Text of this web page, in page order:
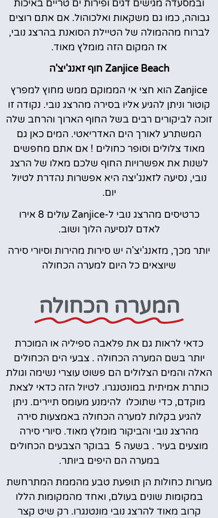
ובמסעדה מגישים דגים ופירות ים טריים באיכות
גבוהה, כמו גם משקאות ואלכוהול. אם אתם רוצים
לברוח מההמולה של הטיילת הסואנת בהרצג נובי,
אז המקום הזה מומלץ מאוד.
Zanjice Beach חוף זאנג'יצ'ה
Zanjice הוא חצי אי הממוקם ממש מחוץ למפרץ
קוטור וניתן להגיע אליו בסירה מהרצג נובי. נקודה זו
זוכה לביקורים רבים בשל החוף הארוך והרחב שלה
המשתרע לאורך הים האדריאטי. המים כאן גם
מאוד צלולים וסופר כחולים ! אם אתם מחפשים
לשנות את אפשרויות החוף שלכם מאלו של הרצג
נובי, נסיעה לזאנג'יצה היא אפשרות נהדרת לטיול
יום.
כרטיסים מהרצג נובי ל-Zanjice עולים 8 אירו
לאדם לנסיעה הלוך ושוב.
יותר מכך, מזאנג'יצ'ה יש סירות מהירות וסיורי סירה
שיוצאים כל היום למערה הכחולה
המערה הכחולה
כדאי לראות גם את פלאבה ספיליה או המוכרת
יותר בשם המערה הכחולה . צבעי הים הכחולים
האלה והמים הצלולים הם פשוט עוצרי נשימה וגולת
כותרת אמיתית במונטנגרו. לטיול הזה כדאי לצאת
מוקדם, כדי שתוכלו להימנע מעומס תיירים. ניתן
להגיע בקלות למערה הכחולה באמצעות סירה
מהרצג נובי והביקור מומלץ מאוד. סיורי סירה
מוצעים בעיר . בשעה 5 בבוקר הצבעים הכחולים
במערה הם היפים ביותר.
מערות כחולות הן תופעת טבע מהממת המתרחשת
במקומות שונים בעולם, ואחד מהמקומות הללו
קרוב מאוד להרצג נובי מונטנגרו. רק שיט קצר